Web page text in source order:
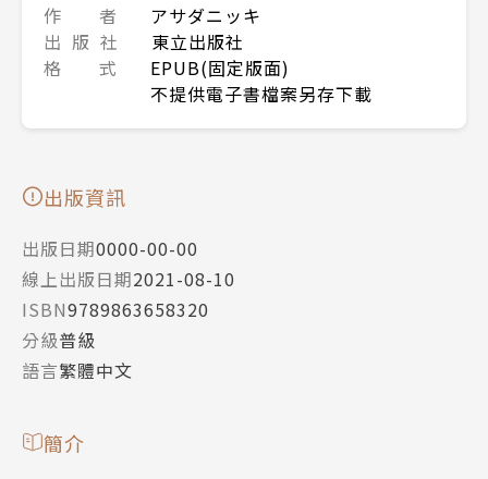
作 者
アサダニッキ
出 版 社
東立出版社
格 式
EPUB(固定版面)
不提供電子書檔案另存下載
出版資訊
出版日期0000-00-00
線上出版日期2021-08-10
ISBN9789863658320
分級普級
語言繁體中文
簡介